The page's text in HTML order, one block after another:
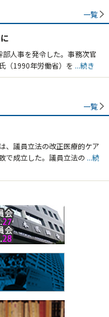
一覧
人事を発令した。事務次官
（1990年労働省）を ...続き
一覧
、議員立法の改正医療的ケア
で成立した。議員立法の ...続